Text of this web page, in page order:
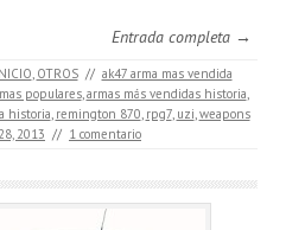
Entrada completa →
, OTROS // ak47 arma mas vendida
populares,armas más vendidas historia,
historia, remington 870, rpg7, uzi,weapons
2013 // 1 comentario